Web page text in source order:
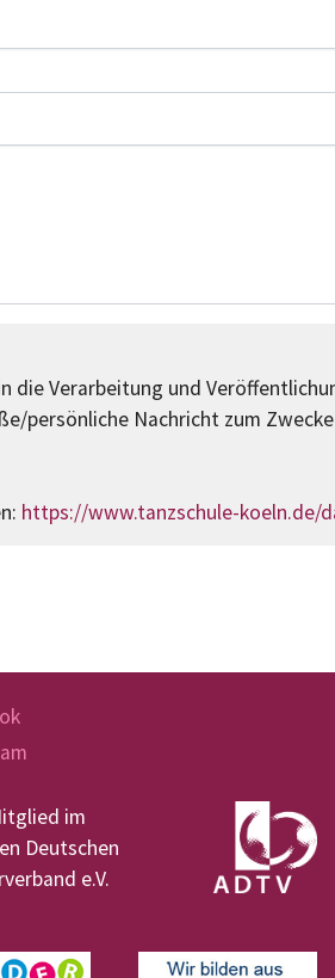
die Verarbeitung und
persönliche Nachricht zum
https://www.tanzschule-koeln.de/
im
Deutschen
e.V.